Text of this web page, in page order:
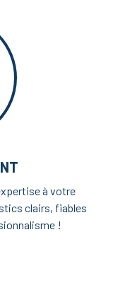
à votre
clairs, fiables
!